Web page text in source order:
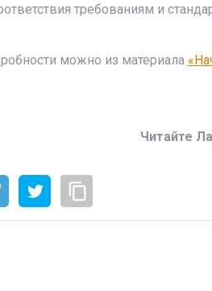
требованиям и
можно из материала
Читайте